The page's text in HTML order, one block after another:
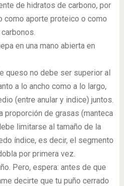
de hidratos de carbono, por
como aporte proteico o como
en una mano abierta en
queso no debe ser superior al
a lo ancho como a lo largo,
(entre anular y indice) juntos.
proporción de grasas (manteca
limitarse al tamaño de la
índice, es decir, el segmento
por primera vez.
Pero, espera: antes de que
decirte que tu puño cerrado